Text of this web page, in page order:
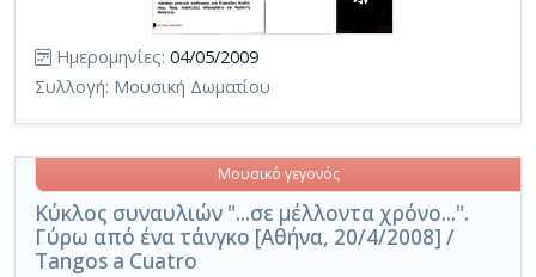
Ημερομηνίες: 04/05/2009
Συλλογή: Μουσική Δωματίου
Κύκλος συναυλιών "...σε μέλλοντα χρόνο...".
Γύρω από ένα τάνγκο [Αθήνα, 20/4/2008] /
Tangos a Cuatro
Μουσικό γεγονός